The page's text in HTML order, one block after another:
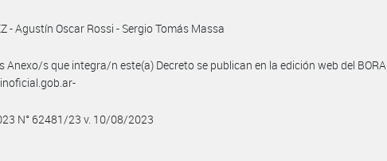
- Agustín Oscar Rossi - Sergio Tomás Massa
Anexo/s que integra/n este(a) Decreto se publican en la edición web del BORA
N° 62481/23 v. 10/08/2023